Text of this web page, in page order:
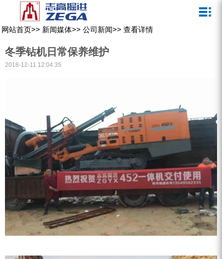
ZEGA水井钻机
零配件
锚固钻机系列
FY水井钻车系列
KQZ水井钻机系列
ZEGA分体式露天钻机
网站首页>> 新闻媒体>> 公司新闻>> 查看详情
冬季钻机日常保养维护
2018-12-11 12:04:35